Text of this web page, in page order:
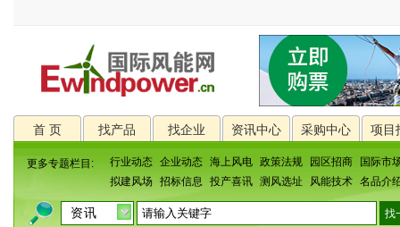
首 页 找产品 找企业 资讯中心 采购中心 项目
更多专题栏目: 行业动态 企业动态 海上风电 政策法规 园区招商
国际市
拟建风场
招标信息 投产喜讯 测风选址 风能技术 名品介